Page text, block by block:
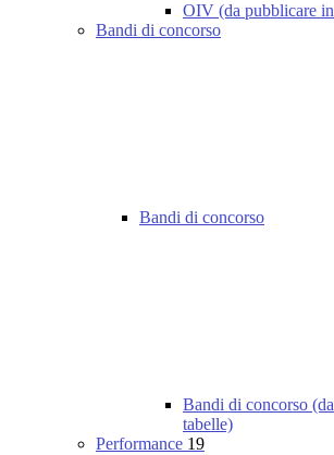
OIV (da pubblicare
Bandi di concorso
Bandi di concorso
Bandi di concorso
tabelle)
Performance 19